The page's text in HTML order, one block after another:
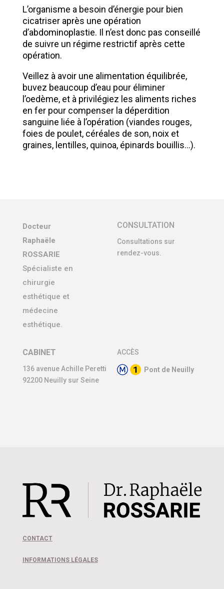
L’organisme a besoin d’énergie pour bien
cicatriser après une opération
d’abdominoplastie. Il n’est donc pas conseillé
de suivre un régime restrictif après cette
opération.
Veillez à avoir une alimentation équilibrée,
buvez beaucoup d’eau pour éliminer
l’oedème, et à privilégiez les aliments riches
en fer pour compenser la déperdition
sanguine liée à l’opération (viandes rouges,
foies de poulet, céréales de son, noix et
graines, lentilles, quinoa, épinards bouillis…).
Docteur
Raphaële
ROSSARIE
Spécialiste en
chirurgie
esthétique et
médecine
esthétique.
CONSULTATION
Consultations sur
rendez-vous.
CABINET
136 avenue Achille Peretti
92200 Neuilly sur Seine
ACCÈS
Pont de Neuilly
CONTACT
INFORMATIONS LÉGALES